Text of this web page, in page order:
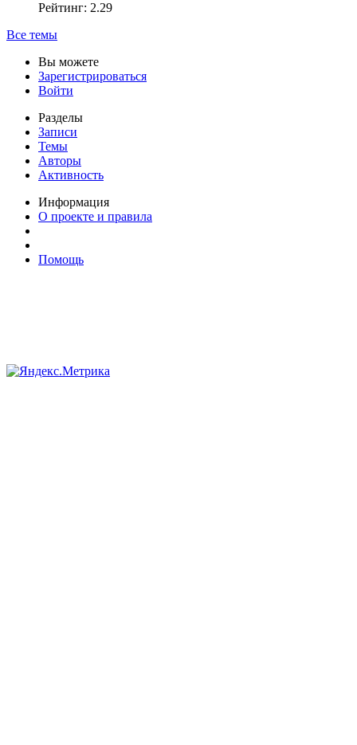
Рейтинг: 2.29
Все темы
Вы можете
Зарегистрироваться
Войти
Разделы
Записи
Темы
Авторы
Активность
Информация
О проекте и правила
Помощь